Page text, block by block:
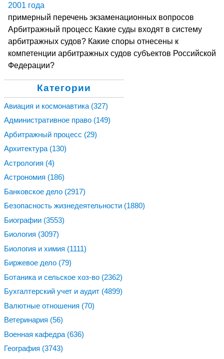
2001 года
примерный перечень экзаменационных вопросов
Арбитражный процесс Какие суды входят в систему
арбитражных судов? Какие споры отнесены к
компетенции арбитражных судов субъектов Российской
Федерации?
Категории
Авиация и космонавтика (327)
Административное право (149)
Арбитражный процесс (29)
Архитектура (130)
Астрология (4)
Астрономия (186)
Банковское дело (2917)
Безопасность жизнедеятельности (1880)
Биографии (3553)
Биология (3097)
Биология и химия (1111)
Биржевое дело (79)
Ботаника и сельское хоз-во (2362)
Бухгалтерский учет и аудит (4899)
Валютные отношения (70)
Ветеринария (56)
Военная кафедра (636)
География (3743)